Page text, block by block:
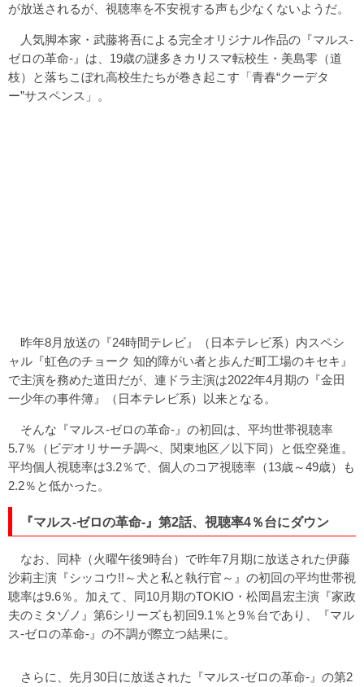
が放送されるが、視聴率を不安視する声も少なくないようだ。
人気脚本家・武藤将吾による完全オリジナル作品の『マルス-
ゼロの革命-』は、19歳の謎多きカリスマ転校生・美島零（道
枝）と落ちこぼれ高校生たちが巻き起こす「青春“クーデタ
ー”サスペンス」。
昨年8月放送の『24時間テレビ』（日本テレビ系）内スペシ
ャル『虹色のチョーク 知的障がい者と歩んだ町工場のキセキ』
で主演を務めた道田だが、連ドラ主演は2022年4月期の『金田
一少年の事件簿』（日本テレビ系）以来となる。
そんな『マルス-ゼロの革命-』の初回は、平均世帯視聴率
5.7％（ビデオリサーチ調べ、関東地区／以下同）と低空発進。
平均個人視聴率は3.2％で、個人のコア視聴率（13歳～49歳）も
2.2％と低かった。
『マルス-ゼロの革命-』第2話、視聴率4％台にダウン
なお、同枠（火曜午後9時台）で昨年7月期に放送された伊藤
沙莉主演『シッコウ!!～犬と私と執行官～』の初回の平均世帯視
聴率は9.6％。加えて、同10月期のTOKIO・松岡昌宏主演『家政
夫のミタゾノ』第6シリーズも初回9.1％と9％台であり、『マル
ス-ゼロの革命-』の不調が際立つ結果に。
さらに、先月30日に放送された『マルス-ゼロの革命-』の第2